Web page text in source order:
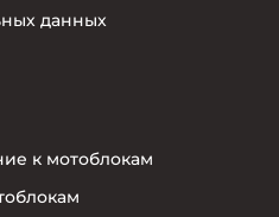
данных
к мотоблокам